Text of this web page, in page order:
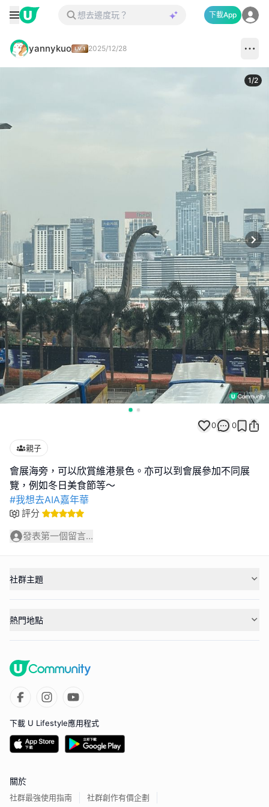
下載App
yannykuo 2025/12/28
1/2
0 0
親子
會展海旁，可以欣賞維港景色。亦可以到會展參加不同展
#我想去AIA嘉年華
評分
發表第一個留言...
社群主題
熱門地點
下載 U Lifestyle應用程式
關於
社群最強使用指南 社群創作有價企劃